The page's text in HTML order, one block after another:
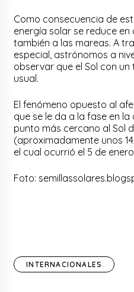
Como consecuencia de
energía solar se reduce
también a las mareas. A
especial, astrónomos a
observar que el Sol con
usual.
El fenómeno opuesto al
que se le da a la fase en la
punto más cercano al Sol
(aproximadamente unos
el cual ocurrió el 5 de
Foto:
INTERNACIONALES